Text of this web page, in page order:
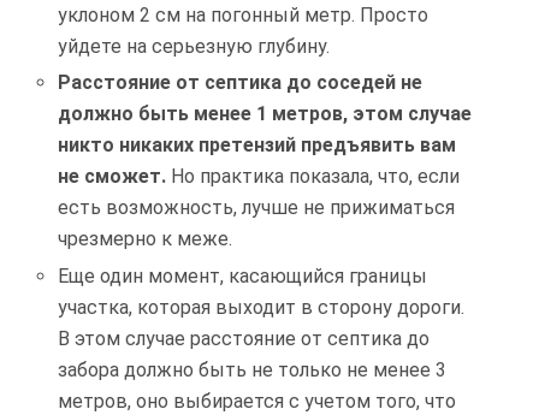
уклоном 2 см на погонный метр. Просто
уйдете на серьезную глубину.
Расстояние от септика до соседей не
должно быть менее 1 метров, этом случае
никто никаких претензий предъявить вам
не сможет. Но практика показала, что, если
есть возможность, лучше не прижиматься
чрезмерно к меже.
Еще один момент, касающийся границы
участка, которая выходит в сторону дороги.
В этом случае расстояние от септика до
забора должно быть не только не менее 3
метров, оно выбирается с учетом того, что